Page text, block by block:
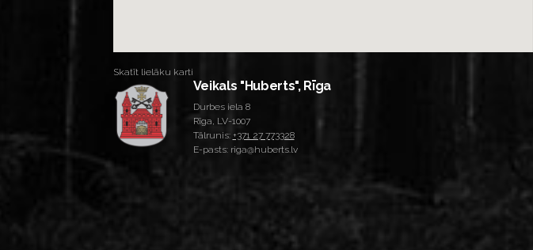
Skatīt lielāku karti
Veikals "Huberts", Rīga
Durbes iela 8
Rīga, LV-1007
Tālrunis: +371 27 773328
E-pasts: riga@huberts.lv